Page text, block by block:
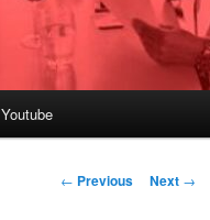
Youtube
Post
← Previous Next →